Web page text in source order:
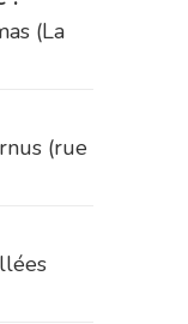
(La
(rue